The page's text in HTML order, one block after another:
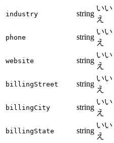
industry string
いい
え
phone string
いい
え
website string
いい
え
billingStreet string
いい
え
billingCity string
いい
え
billingState string
いい
え